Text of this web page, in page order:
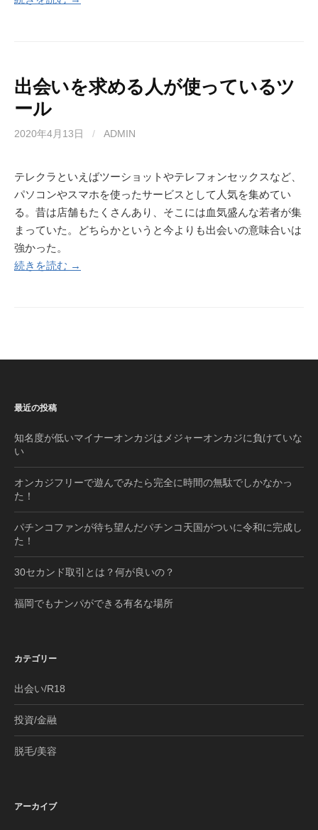
出会いを求める人が使っているツ
ール
2020年4月13日 / ADMIN
テレクラといえばツーショットやテレフォンセックスなど、
パソコンやスマホを使ったサービスとして人気を集めてい
る。昔は店舗もたくさんあり、そこには血気盛んな若者が集
まっていた。どちらかというと今よりも出会いの意味合いは
強かった。
続きを読む →
最近の投稿
知名度が低いマイナーオンカジはメジャーオンカジに負けていな
い
オンカジフリーで遊んでみたら完全に時間の無駄でしかなかっ
た！
パチンコファンが待ち望んだパチンコ天国がついに令和に完成し
た！
30セカンド取引とは？何が良いの？
福岡でもナンパができる有名な場所
カテゴリー
出会い/R18
投資/金融
脱毛/美容
アーカイブ